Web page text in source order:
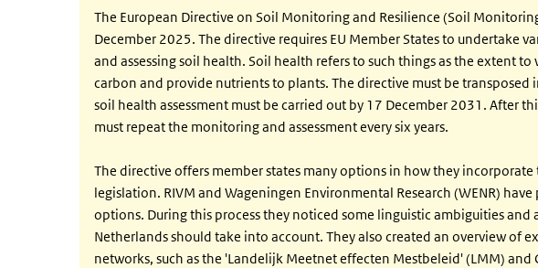
The European Directive on Soil Monitoring and Resilience (Soil
December 2025. The directive requires EU Member States to undertake
and assessing soil health. Soil health refers to such things as the extent
carbon and provide nutrients to plants. The directive must be transposed
soil health assessment must be carried out by 17 December 2031. After
must repeat the monitoring and assessment every six years.
The directive offers member states many options in how they
legislation. RIVM and Wageningen Environmental Research (WENR)
options. During this process they noticed some linguistic ambiguities
Netherlands should take into account. They also created an overview of
networks, such as the 'Landelijk Meetnet effecten Mestbeleid' (LMM) and